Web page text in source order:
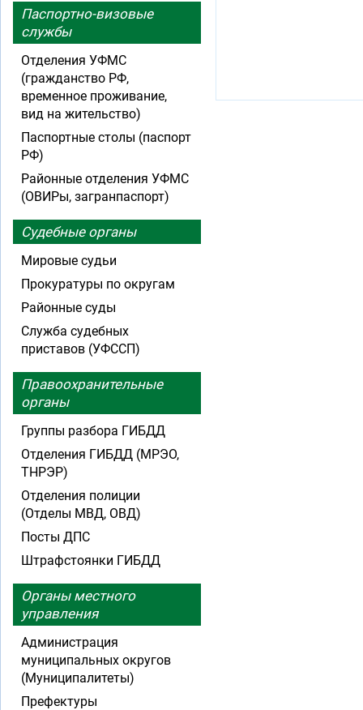
Паспортно-визовые
службы
Отделения УФМС
(гражданство РФ,
временное проживание,
вид на жительство)
Паспортные столы (паспорт
РФ)
Районные отделения УФМС
(ОВИРы, загранпаспорт)
Судебные органы
Мировые судьи
Прокуратуры по округам
Районные суды
Служба судебных
приставов (УФССП)
Правоохранительные
органы
Группы разбора ГИБДД
Отделения ГИБДД (МРЭО,
ТНРЭР)
Отделения полиции
(Отделы МВД, ОВД)
Посты ДПС
Штрафстоянки ГИБДД
Органы местного
управления
Администрация
муниципальных округов
(Муниципалитеты)
Префектуры